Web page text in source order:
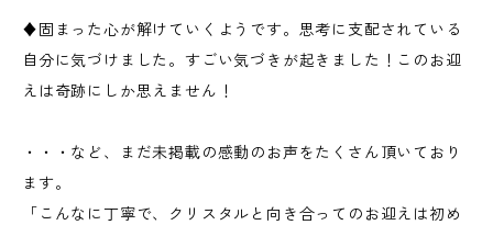
♦︎固まった心が解けていくようです。思考に支配されている
自分に気づけました。すごい気づきが起きました！このお迎
えは奇跡にしか思えません！
・・・など、まだ未掲載の感動のお声をたくさん頂いており
ます。
「こんなに丁寧で、クリスタルと向き合ってのお迎えは初め